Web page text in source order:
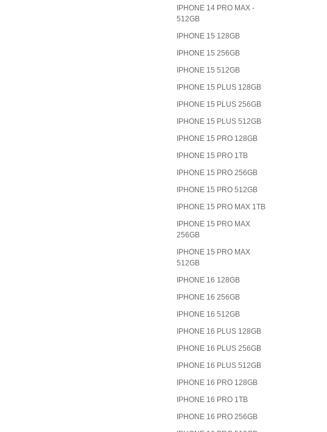
IPHONE 14 PRO MAX -
512GB
IPHONE 15 128GB
IPHONE 15 256GB
IPHONE 15 512GB
IPHONE 15 PLUS 128GB
IPHONE 15 PLUS 256GB
IPHONE 15 PLUS 512GB
IPHONE 15 PRO 128GB
IPHONE 15 PRO 1TB
IPHONE 15 PRO 256GB
IPHONE 15 PRO 512GB
IPHONE 15 PRO MAX 1TB
IPHONE 15 PRO MAX
256GB
IPHONE 15 PRO MAX
512GB
IPHONE 16 128GB
IPHONE 16 256GB
IPHONE 16 512GB
IPHONE 16 PLUS 128GB
IPHONE 16 PLUS 256GB
IPHONE 16 PLUS 512GB
IPHONE 16 PRO 128GB
IPHONE 16 PRO 1TB
IPHONE 16 PRO 256GB